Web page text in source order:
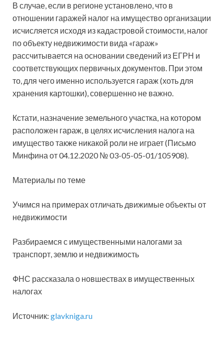
В случае, если в регионе установлено, что в
отношении гаражей налог на имущество организации
исчисляется исходя из кадастровой стоимости, налог
по объекту недвижимости вида «гараж»
рассчитывается на основании сведений из ЕГРН и
соответствующих первичных документов. При этом
то, для чего именно используется гараж (хоть для
хранения картошки), совершенно не важно.
Кстати, назначение земельного участка, на котором
расположен гараж, в целях исчисления налога на
имущество также никакой роли не играет (Письмо
Минфина от 04.12.2020 № 03-05-05-01/105908).
Материалы по теме
Учимся на примерах отличать движимые объекты от
недвижимости
Разбираемся с имущественными налогами за
транспорт, землю и недвижимость
ФНС рассказала о новшествах в имущественных
налогах
Источник: glavkniga.ru